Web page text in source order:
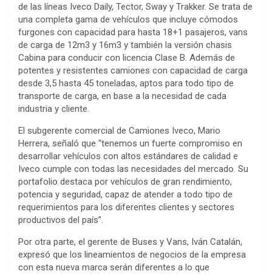
de las líneas Iveco Daily, Tector, Sway y Trakker. Se trata de
una completa gama de vehículos que incluye cómodos
furgones con capacidad para hasta 18+1 pasajeros, vans
de carga de 12m3 y 16m3 y también la versión chasis
Cabina para conducir con licencia Clase B. Además de
potentes y resistentes camiones con capacidad de carga
desde 3,5 hasta 45 toneladas, aptos para todo tipo de
transporte de carga, en base a la necesidad de cada
industria y cliente.
El subgerente comercial de Camiones Iveco, Mario
Herrera, señaló que “tenemos un fuerte compromiso en
desarrollar vehículos con altos estándares de calidad e
Iveco cumple con todas las necesidades del mercado. Su
portafolio destaca por vehículos de gran rendimiento,
potencia y seguridad, capaz de atender a todo tipo de
requerimientos para los diferentes clientes y sectores
productivos del país”.
Por otra parte, el gerente de Buses y Vans, Iván Catalán,
expresó que los lineamientos de negocios de la empresa
con esta nueva marca serán diferentes a lo que